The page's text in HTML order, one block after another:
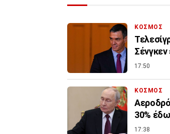
ΚΟΣΜΟΣ
17:50
ΚΟΣΜΟΣ
30%
17:38